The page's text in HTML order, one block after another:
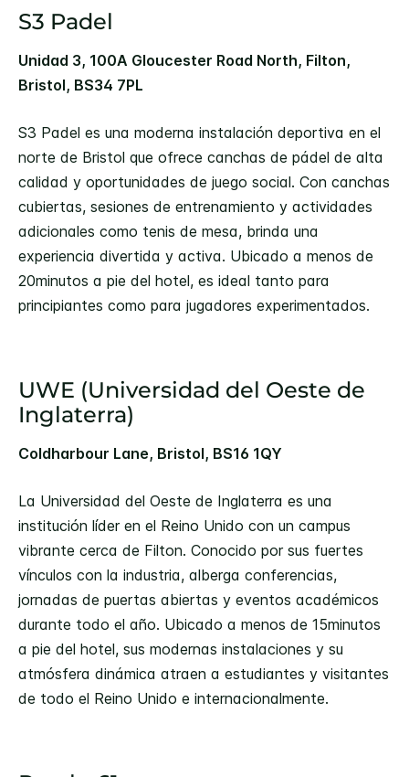
S3 Padel
Unidad 3, 100A Gloucester Road North, Filton,
Bristol, BS34 7PL
S3 Padel es una moderna instalación deportiva en el
norte de Bristol que ofrece canchas de pádel de alta
calidad y oportunidades de juego social. Con canchas
cubiertas, sesiones de entrenamiento y actividades
adicionales como tenis de mesa, brinda una
experiencia divertida y activa. Ubicado a menos de
20minutos a pie del hotel, es ideal tanto para
principiantes como para jugadores experimentados.
UWE (Universidad del Oeste de
Inglaterra)
Coldharbour Lane, Bristol, BS16 1QY
La Universidad del Oeste de Inglaterra es una
institución líder en el Reino Unido con un campus
vibrante cerca de Filton. Conocido por sus fuertes
vínculos con la industria, alberga conferencias,
jornadas de puertas abiertas y eventos académicos
durante todo el año. Ubicado a menos de 15minutos
a pie del hotel, sus modernas instalaciones y su
atmósfera dinámica atraen a estudiantes y visitantes
de todo el Reino Unido e internacionalmente.